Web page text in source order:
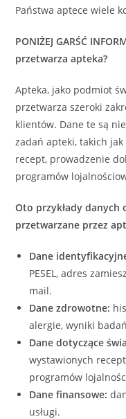
Państwa aptece wiele
PONIŻEJ GARŚĆ
przetwarza apteka?
Apteka, jako podmiot
przetwarza szeroki
klientów. Dane te są
zadań apteki, takich
recept, prowadzenie
programów
Oto przykłady danych
przetwarzane przez
Dane
PESEL, adres
mail.
Dane zdrowotne:
alergie, wyniki
Dane dotyczące
wystawionych
programów
Dane finansowe:
usługi.